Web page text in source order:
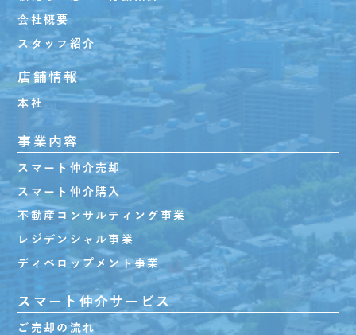
会社概要
スタッフ紹介
店舗情報
本社
事業内容
スマート仲介売却
スマート仲介購入
不動産コンサルティング事業
レジデンシャル事業
ディベロップメント事業
スマート仲介サービス
ご売却の流れ